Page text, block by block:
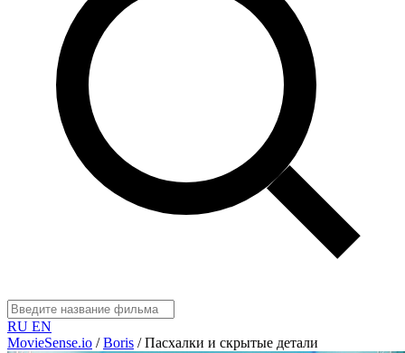
RU EN
MovieSense.io / Boris / Пасхалки и скрытые детали